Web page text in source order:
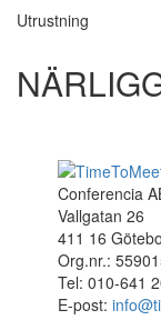
Utrustning
Conferencia
Vallgatan 26
411 16
Org.nr.:
Tel: 010-641
E-post: